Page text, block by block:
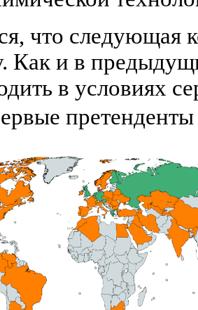
что следующая
Как и в
в условиях
претенденты